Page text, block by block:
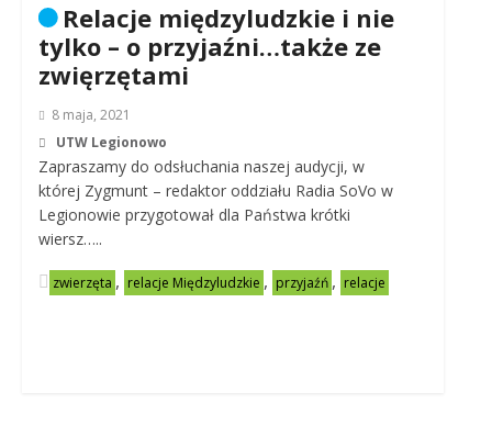
Relacje międzyludzkie i nie
tylko – o przyjaźni…także ze
zwięrzętami
8 maja, 2021
UTW Legionowo
Zapraszamy do odsłuchania naszej audycji, w
której Zygmunt – redaktor oddziału Radia SoVo w
Legionowie przygotował dla Państwa krótki
wiersz…..
zwierzęta , relacje Międzyludzkie , przyjaźń , relacje